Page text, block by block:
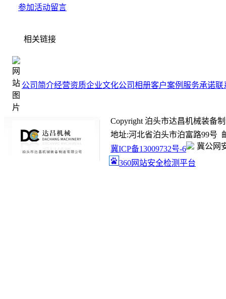
参加活动留言
相关链接
公司简介经营资质企业文化公司相册客户案例 服务承诺联
Copyright 泊头市达昌机械装备
地址:河北省泊头市泊富路99号
冀ICP备13009732号-6
冀公网
360网站安全检测平台